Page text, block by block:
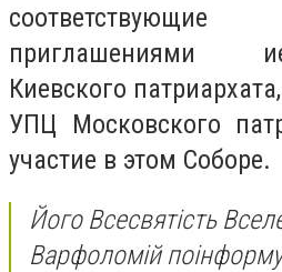
приглашениями
Киевского
УПЦ Московского
участие в этом Соборе.
Його Всесвятість
Варфоломій